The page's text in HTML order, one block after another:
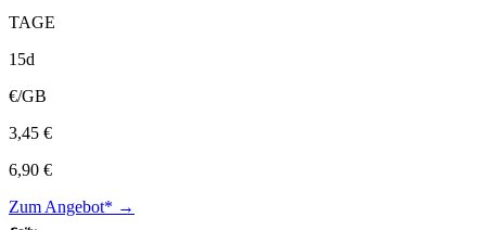
TAGE
15d
€/GB
3,45 €
6,90 €
Zum Angebot* →